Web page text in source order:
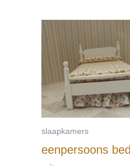
slaapkamers
eenpersoons bed